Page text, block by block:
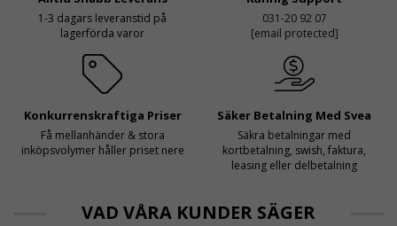
1-3 dagars leveranstid på
lagerförda varor
031-20 92 07
[email protected]
Konkurrenskraftiga Priser
Få mellanhänder & stora
inköpsvolymer håller priset nere
Säker Betalning Med Svea
Säkra betalningar med
kortbetalning, swish, faktura,
leasing eller delbetalning
VAD VÅRA KUNDER SÄGER